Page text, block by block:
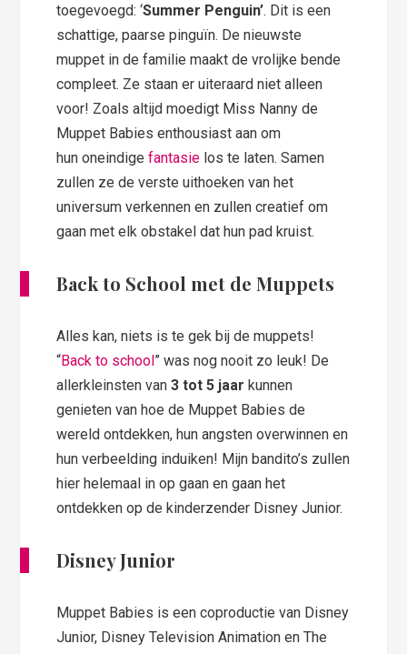
toegevoegd: ‘Summer Penguin’. Dit is een
schattige, paarse pinguïn. De nieuwste
muppet in de familie maakt de vrolijke bende
compleet. Ze staan er uiteraard niet alleen
voor! Zoals altijd moedigt Miss Nanny de
Muppet Babies enthousiast aan om
hun oneindigefantasie los te laten. Samen
zullen ze de verste uithoeken van het
universum verkennen en zullen creatief om
gaan met elk obstakel dat hun pad kruist.
Back to School met de Muppets
Alles kan, niets is te gek bij de muppets!
“Back to school” was nog nooit zo leuk! De
allerkleinsten van3 tot 5 jaar kunnen
genieten van hoe de Muppet Babies de
wereld ontdekken, hun angsten overwinnen en
hun verbeelding induiken! Mijn bandito’s zullen
hier helemaal in op gaan en gaan het
ontdekken op de kinderzender Disney Junior.
Disney Junior
Muppet Babies is een coproductie van Disney
Junior, Disney Television Animation en The